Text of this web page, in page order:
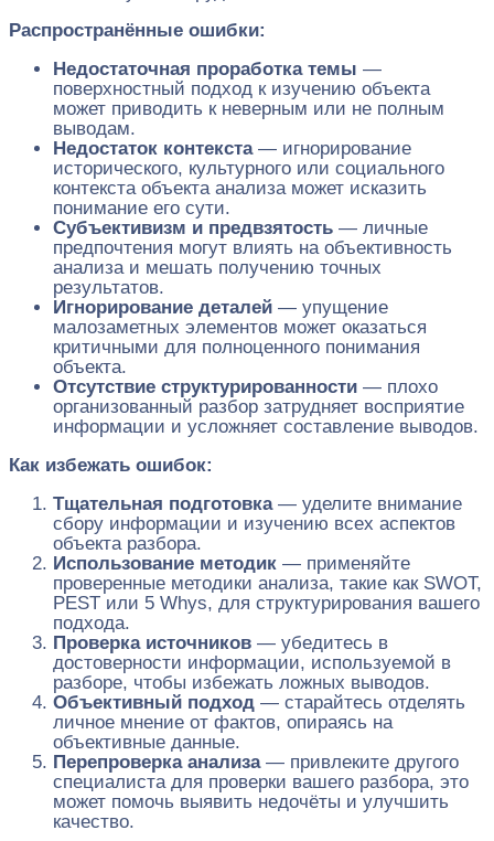
Распространённые ошибки:
Недостаточная проработка темы —
поверхностный подход к изучению объекта
может приводить к неверным или не полным
выводам.
Недостаток контекста— игнорирование
исторического, культурного или социального
контекста объекта анализа может исказить
понимание его сути.
Субъективизм и предвзятость — личные
предпочтения могут влиять на объективность
анализа и мешать получению точных
результатов.
Игнорирование деталей — упущение
малозаметных элементов может оказаться
критичными для полноценного понимания
объекта.
Отсутствие структурированности — плохо
организованный разбор затрудняет восприятие
информации и усложняет составление выводов.
Как избежать ошибок:
Тщательная подготовка— уделите внимание
сбору информации и изучению всех аспектов
объекта разбора.
Использование методик — применяйте
проверенные методики анализа, такие как SWOT,
PEST или 5 Whys, для структурирования вашего
подхода.
Проверка источников — убедитесь в
достоверности информации, используемой в
разборе, чтобы избежать ложных выводов.
Объективный подход — старайтесь отделять
личное мнение от фактов, опираясь на
объективные данные.
Перепроверка анализа— привлеките другого
специалиста для проверки вашего разбора, это
может помочь выявить недочёты и улучшить
качество.